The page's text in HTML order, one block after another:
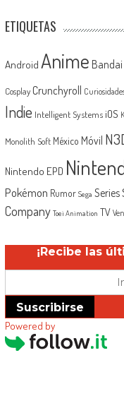
ETIQUETAS
Android Anime
Cosplay Crunchyroll
Indie Intelligent Systems iOS
Monolith Soft México Móvil
Nintendo EPD
Pokémon Rumor Sega Series
Company Toei Animation TV
¡Recibe las
Suscribirse
Powered by